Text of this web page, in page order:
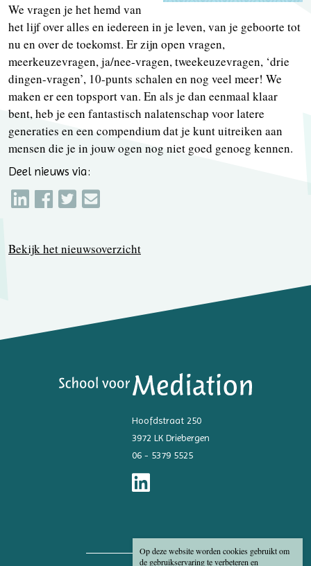
Op deze website worden cookies gebruikt om
de gebruikservaring te verbeteren en
We vragen je het hemd van
het lijf over alles en iedereen in je leven, van je geboorte tot
nu en over de toekomst. Er zijn open vragen,
meerkeuzevragen, ja/nee-vragen, tweekeuzevragen, ‘drie
dingen-vragen’, 10-punts schalen en nog veel meer! We
maken er een topsport van. En als je dan eenmaal klaar
bent, heb je een fantastisch nalatenschap voor latere
generaties en een compendium dat je kunt uitreiken aan
mensen die je in jouw ogen nog niet goed genoeg kennen.
Deel nieuws via:
Bekijk het nieuwsoverzicht
Hoofdstraat 250
3972 LK Driebergen
06 - 5379 5525